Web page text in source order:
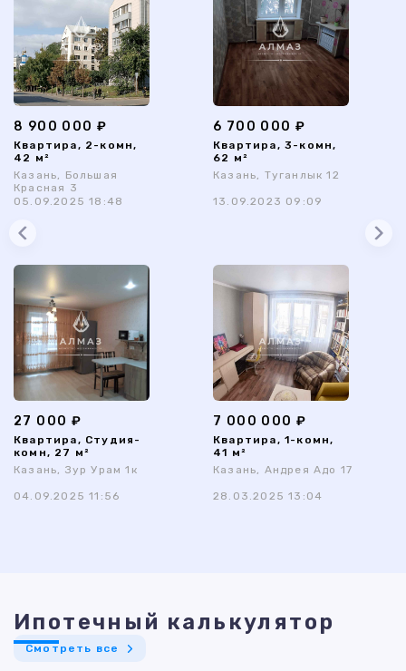
8 900 000 ₽
Квартира, 2-комн,
42 м²
Казань, Большая
Красная 3
05.09.2025 18:48
6 700 000 ₽
Квартира, 3-комн,
62 м²
Казань, Туганлык 12
13.09.2023 09:09
27 000 ₽
Квартира, Студия-
комн, 27 м²
Казань, Зур Урам 1к
04.09.2025 11:56
7 000 000 ₽
Квартира, 1-комн,
41 м²
Казань, Андрея Адо 17
28.03.2025 13:04
Ипотечный калькулятор
Смотреть все